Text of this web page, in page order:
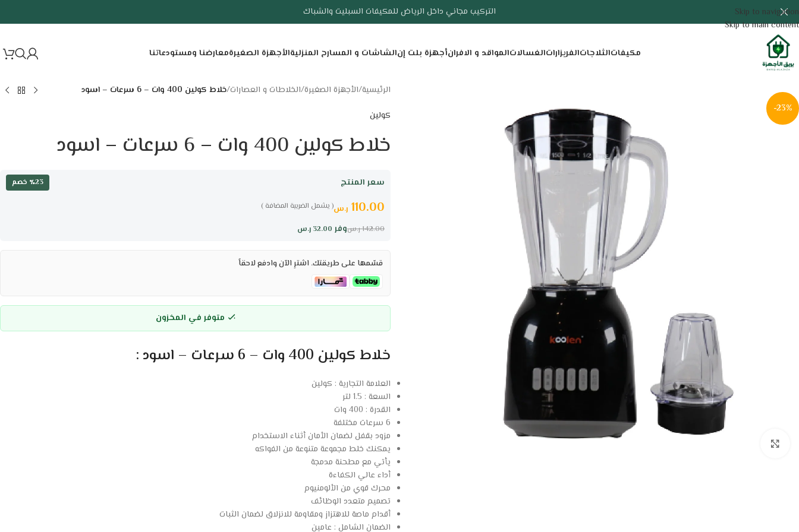
Skip to navigation
Skip to main content
التركيب مجاني داخل الرياض للمكيفات السبليت والشباك
مكيفاتالثلاجاتالفريزاراتالغسالاتالمواقد و الافرانأجهزة بلت إنالشاشات و المسارح المنزليةالأجهزة الصغيرةمعارضنا ومستودعاتنا
-23%
الرئيسية/الأجهزة الصغيرة/الخلاطات و العصارات/خلاط كولين 400 وات – 6 سرعات – اسود
كولين
خلاط كولين 400 وات – 6 سرعات – اسود
سعر المنتج ٪23 خصم
( يشمل الضريبة المضافة ) 110.00 ر.س
وفر 32.00 ر.س 142.00ر.س
قسّمها على طريقتك. اشترِ الآن وادفع لاحقاً
متوفر في المخزون
خلاط كولين 400 وات – 6 سرعات – اسود :
العلامة التجارية : كولين
السعة : 1.5 لتر
القدرة : 400 وات
6 سرعات مختلفة
مزود بقفل لضمان الأمان أثناء الاستخدام
يمكنك خلط مجموعة متنوعة من الفواكه
يأتي مع مطحنة مدمجة
أداء عالي الكفاءة
محرك قوي من الألومنيوم
تصميم متعدد الوظائف
أقدام ماصة للاهتزاز ومقاومة للانزلاق لضمان الثبات
الضمان الشامل : عامين